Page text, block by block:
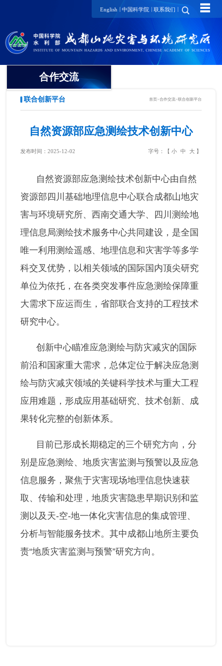
English | 中国科学院 | 联系我们 | ☰
合作交流
联合创新平台
国内合作动态
国际合作动态
联合创新平台 首页>合作交流>联合创新平台
自然资源部应急测绘技术创新中心
发布时间：2025-12-02 字号：【 小 中 大】
自然资源部应急测绘技术创新中心由自然
资源部四川基础地理信息中心联合成都山地灾
害与环境研究所、西南交通大学、四川测绘地
理信息局测绘技术服务中心共同建设，是全国
唯一利用测绘遥感、地理信息和灾害学等多学
科交叉优势，以相关领域的国际国内顶尖研究
单位为依托，在各类突发事件应急测绘保障重
大需求下应运而生，省部联合支持的工程技术
研究中心。
创新中心瞄准应急测绘与防灾减灾的国际
前沿和国家重大需求，总体定位于解决应急测
绘与防灾减灾领域的关键科学技术与重大工程
应用难题，形成应用基础研究、技术创新、成
果转化完整的创新体系。
目前已形成长期稳定的三个研究方向，分
别是应急测绘、地质灾害监测与预警以及应急
信息服务，聚焦于灾害现场地理信息快速获
取、传输和处理，地质灾害隐患早期识别和监
测以及天-空-地一体化灾害信息的集成管理、
分析与智能服务技术。其中成都山地所主要负
责“地质灾害监测与预警”研究方向。